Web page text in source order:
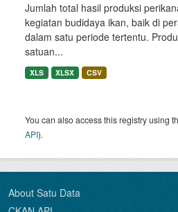
Jumlah total hasil produksi
kegiatan budidaya ikan, baik di
dalam satu periode tertentu.
satuan...
XLS XLSX CSV
You can also access this registry using
API).
About Satu Data